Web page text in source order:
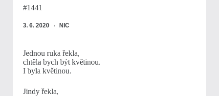
#1441
3. 6. 2020 NIC
Jednou ruka řekla,
chtěla bych být květinou.
I byla květinou.
Jindy řekla,